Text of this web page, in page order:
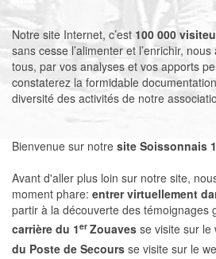
Notre site Internet, c’est100 000
sans cesse l’alimenter et l’enrichir,
tous, par vos analyses et vos apports
constaterez la formidable
diversité des activités de notre
Bienvenue sur notre site Soissonnais
Avant d'aller plus loin sur notre site,
moment phare: entrer virtuellement
partir à la découverte des témoignages
carrière du 1er Zouaves se visite sur le
du Poste de Secours se visite sur le